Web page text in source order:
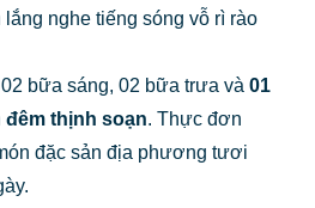
nghe tiếng sóng vỗ rì rào
bữa sáng, 02 bữa trưa và 01
đêm thịnh soạn. Thực đơn
đặc sản địa phương tươi